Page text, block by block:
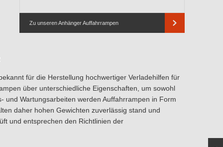
Zu unseren Anhänger Auffahrrampen
für die Herstellung hochwertiger Verladehilfen für
über unterschiedliche Eigenschaften, um sowohl
und Wartungsarbeiten werden Auffahrrampen in Form
daher hohen Gewichten zuverlässig stand und
und entsprechen den Richtlinien der